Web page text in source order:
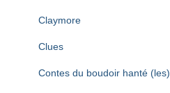
Claymore
Clues
Contes du boudoir hanté (les)